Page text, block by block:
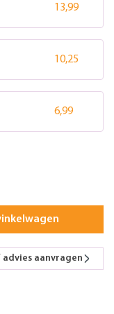
13,99
10,25
6,99
aanvragen